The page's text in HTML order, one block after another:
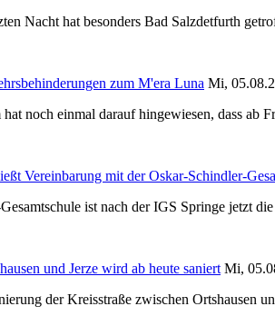
Nacht hat besonders Bad Salzdetfurth
zum M'era Luna Mi,
noch einmal darauf hingewiesen, dass ab
Vereinbarung mit der Oskar-Schindler-
ist nach der IGS Springe jetzt
und Jerze wird ab heute saniert Mi,
der Kreisstraße zwischen Ortshausen